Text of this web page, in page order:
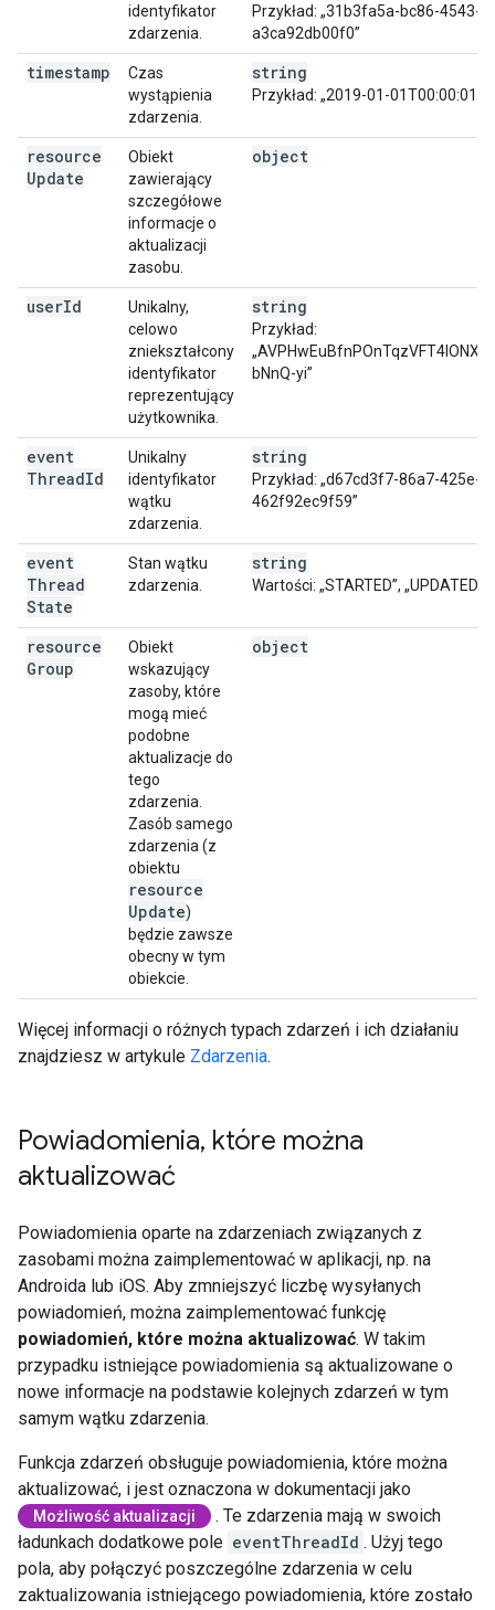
identyfikator
zdarzenia.
Przykład: „31b3fa5a-bc86-4543-
a3ca92db00f0”
timestamp
Czas
wystąpienia
zdarzenia.
string
Przykład: „2019-01-01T00:00:01Z”
resource
Update
Obiekt
zawierający
szczegółowe
informacje o
aktualizacji
zasobu.
object
userId
Unikalny,
celowo
zniekształcony
identyfikator
reprezentujący
użytkownika.
string
Przykład:
bNnQ-yi”
event
ThreadId
Unikalny
identyfikator
wątku
zdarzenia.
string
Przykład: „d67cd3f7-86a7-425e-
462f92ec9f59”
event
Thread
State
Stan wątku
zdarzenia.
string
Wartości: „STARTED”, „UPDATED”,
resource
Group
Obiekt
wskazujący
zasoby, które
mogą mieć
podobne
aktualizacje do
tego
zdarzenia.
Zasób samego
zdarzenia (z
obiektu
resource
Update)
będzie zawsze
obecny w tym
obiekcie.
object
Więcej informacji o różnych typach zdarzeń i ich działaniu
znajdziesz w artykule Zdarzenia.
Powiadomienia, które można
aktualizować
Powiadomienia oparte na zdarzeniach związanych z
zasobami można zaimplementować w aplikacji, np. na
Androida lub iOS. Aby zmniejszyć liczbę wysyłanych
powiadomień, można zaimplementować funkcję
powiadomień, które można aktualizować. W takim
przypadku istniejące powiadomienia są aktualizowane o
nowe informacje na podstawie kolejnych zdarzeń w tym
samym wątku zdarzenia.
Funkcja zdarzeń obsługuje powiadomienia, które można
aktualizować, i jest oznaczona w dokumentacji jako
Możliwość aktualizacji
. Te zdarzenia mają w swoich
ładunkach dodatkowe pole eventThreadId . Użyj tego
pola, aby połączyć poszczególne zdarzenia w celu
zaktualizowania istniejącego powiadomienia, które zostało